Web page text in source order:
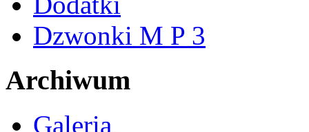
Dzwonki M P 3
Archiwum
Galeria